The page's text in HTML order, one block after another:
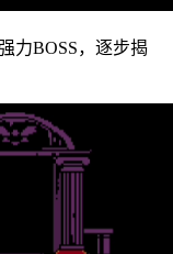
力BOSS，逐步揭